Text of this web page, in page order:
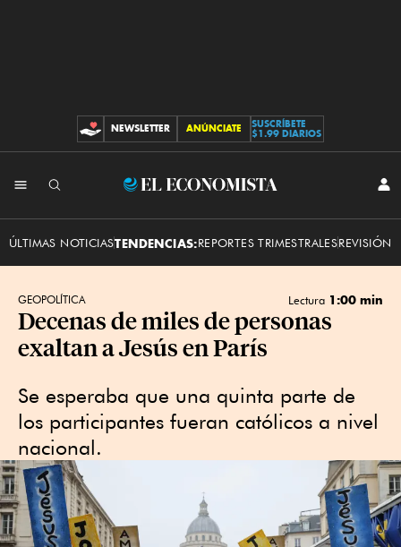
CONTRIBUCIONES
NEWSLETTER ANÚNCIATE
SUSCRÍBETE
$1.99 DIARIOS
El
ÚLTIMAS NOTICIASTENDENCIAS:REPORTES TRIMESTRALESREVISIÓN
GEOPOLÍTICA Lectura 1:00 min
Decenas de miles de personas
exaltan a Jesús en París
Se esperaba que una quinta parte de
los participantes fueran católicos a nivel
nacional.